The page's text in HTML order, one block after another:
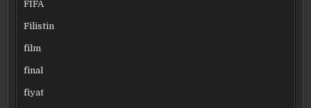
FIFA
Filistin
film
final
fiyat